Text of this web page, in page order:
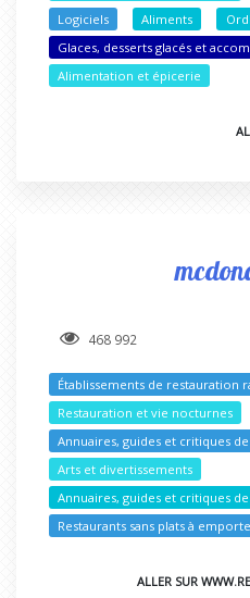
Logiciels
Aliments
Glaces, desserts glacés et
Alimentation et épicerie
468 992
Établissements de restauration
Restauration et vie nocturnes
Annuaires, guides et critiques
Arts et divertissements
Annuaires, guides et critiques
Restaurants sans plats à
ALLER SUR